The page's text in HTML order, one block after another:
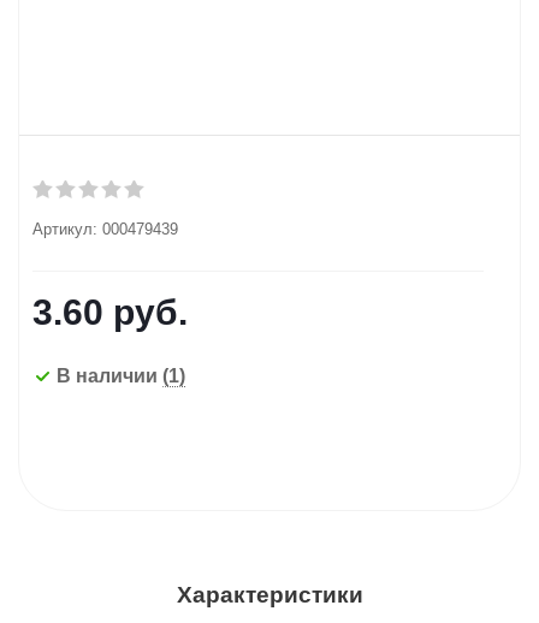
Артикул: 000479439
3.60 руб.
В наличии (1)
Характеристики